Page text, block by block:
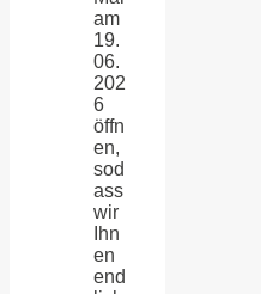
am
19.
06.
202
6
öffn
en,
sod
ass
wir
Ihn
en
end